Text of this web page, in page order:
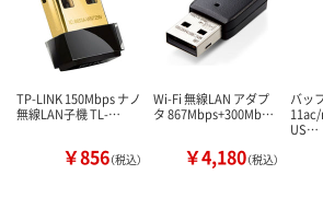
TP-LINK 150Mbps ナノ
無線LAN子機 TL-…
￥856（税込）
Wi-Fi 無線LAN アダプ
タ 867Mbps+300Mb…
￥4,180（税込）
バッ
US…